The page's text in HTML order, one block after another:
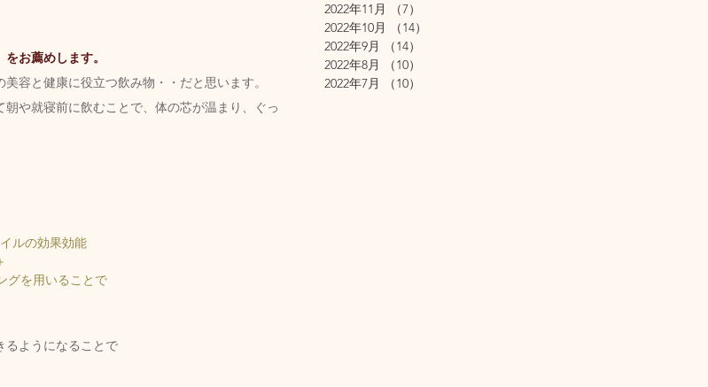
お薦めします。
容と健康に役立つ飲み物・・だと思います。
や就寝前に飲むことで、体の芯が温まり、ぐっ
ルの効果効能
グを用いることで
るようになることで
2022年11月
（7）
2022年10月
（14）
2022年9月
（14）
2022年8月
（10）
2022年7月
（10）